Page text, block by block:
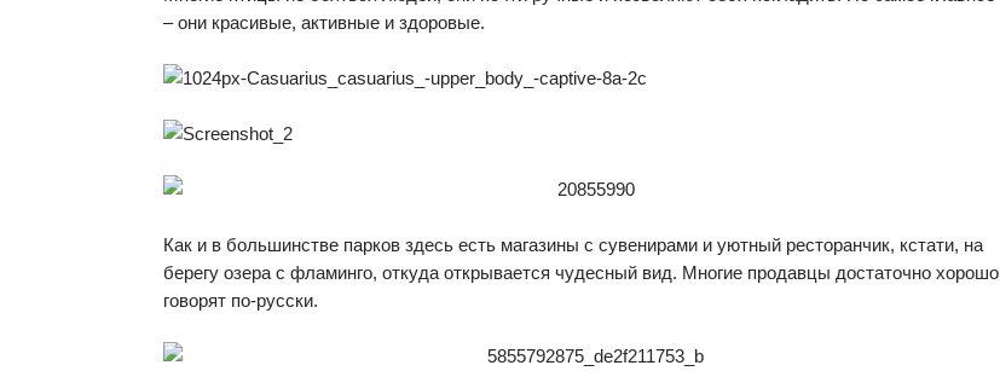
– они красивые, активные и здоровые.
Как и в большинстве парков здесь есть магазины с сувенирами и уютный ресторанчик, кстати, на
берегу озера с фламинго, откуда открывается чудесный вид. Многие продавцы достаточно хорошо
говорят по-русски.